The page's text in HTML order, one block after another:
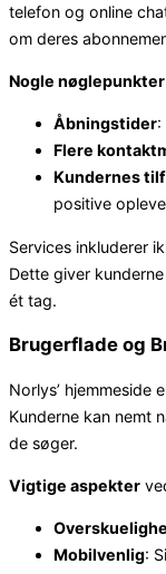
telefon og online
om deres
Nogle nøglepunkter
Åbningstider:
Flere
Kundernes
positive
Services inkluderer
Dette giver
ét tag.
Brugerflade og
Norlys’ hjemmeside
Kunderne kan nemt
de søger.
Vigtige aspekter
Mobilvenlig: